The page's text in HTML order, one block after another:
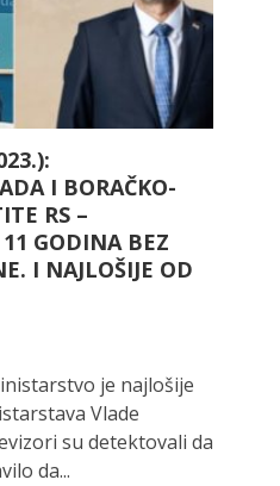
I BORAČKO-
RS –
GODINA BEZ
I NAJLOŠIJE OD
je najlošije
Vlade
su detektovali da
da...